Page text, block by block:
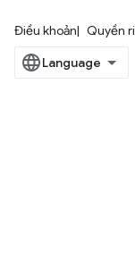
Điều khoản Quyền